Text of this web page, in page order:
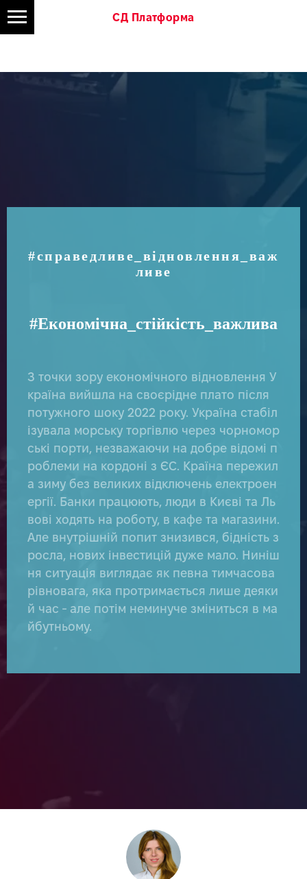
СД Платформа
#справедливе_відновлення_важ
ливе
#Економічна_стійкість_важлива
З точки зору економічного відновлення У
країна вийшла на своєрідне плато після
потужного шоку 2022 року. Україна стабіл
ізувала морську торгівлю через чорномор
ські порти, незважаючи на добре відомі п
роблеми на кордоні з ЄС. Країна пережил
а зиму без великих відключень електроен
ергії. Банки працюють, люди в Києві та Ль
вові ходять на роботу, в кафе та магазини.
Але внутрішній попит знизився, бідність з
росла, нових інвестицій дуже мало. Ниніш
ня ситуація виглядає як певна тимчасова
рівновага, яка протримається лише деяки
й час - але потім неминуче зміниться в ма
йбутньому.